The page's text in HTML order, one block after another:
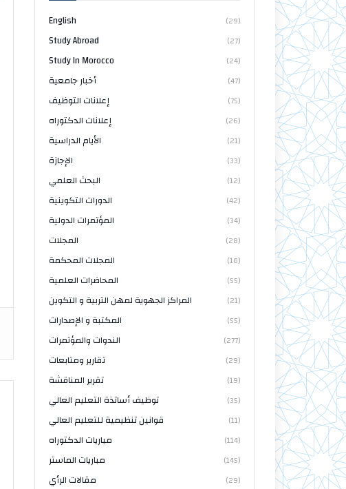
English (29)
Study Abroad (27)
Study In Morocco (24)
أخبار جامعية (47)
إعلانات التوظيف (75)
إعلانات الدكتوراه (26)
الأيام الدراسية (21)
الإجازة (33)
البحث العلمي (12)
الدورات التكوينية (42)
المؤتمرات الدولية (34)
المجلات (28)
المجلات المحكمة (16)
المحاضرات العلمية (55)
المراكز الجهوية لمهن التربية و التكوين (21)
المكتبة و الإصدارات (55)
الندوات والمؤتمرات (277)
تقارير ومتابعات (29)
تقرير المناقشة (19)
توظيف أساتذة التعليم العالي (35)
قوانين تنظيمية للتعليم العالي (11)
مباريات الدكتوراه (114)
مباريات الماستر (145)
مقالات الرأي (29)